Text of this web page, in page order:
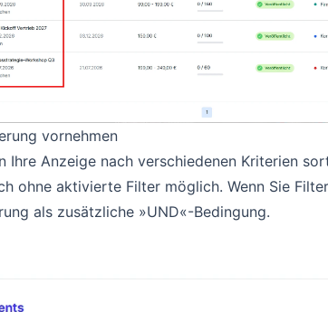
vornehmen
Ihre Anzeige nach verschiedenen Kriterien
ohne aktivierte Filter möglich. Wenn Sie
als zusätzliche »UND«-Bedingung.